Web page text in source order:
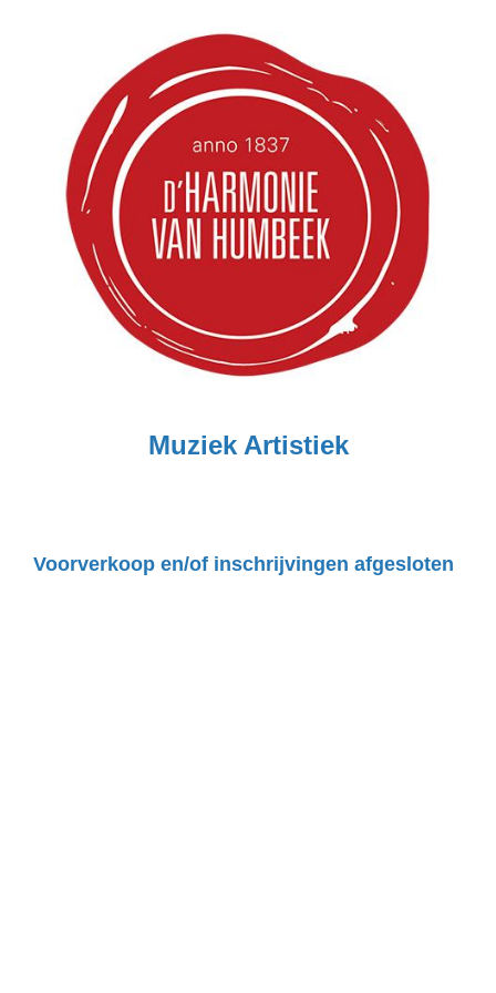
Muziek Artistiek
Voorverkoop en/of inschrijvingen afgesloten